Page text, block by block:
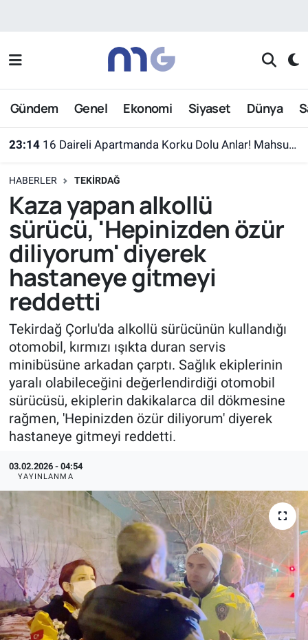
Gündem Genel Ekonomi Siyaset Dünya
23:14 16 Daireli Apartmanda Korku Dolu Anlar! Mahsur Kalanlar Kurtarıldı
HABERLER TEKIRDAĞ
Kaza yapan alkollü
sürücü, 'Hepinizden özür
diliyorum' diyerek
hastaneye gitmeyi
reddetti
Tekirdağ Çorlu'da alkollü sürücünün kullandığı
otomobil, kırmızı ışıkta duran servis
minibüsüne arkadan çarptı. Sağlık ekiplerinin
yaralı olabileceğini değerlendirdiği otomobil
sürücüsü, ekiplerin dakikalarca dil dökmesine
rağmen, 'Hepinizden özür diliyorum' diyerek
hastaneye gitmeyi reddetti.
03.02.2026 - 04:54
YAYINLANMA
Nöbetçi Eczaneler
Hava Durumu
Süper Lig Puan Durumu ve Fikstür
Tüm Manşetler
Son Dakika Haberleri
Haber Arşivi